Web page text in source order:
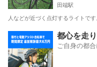
田端駅
人などが近づく点灯するライトで
田端駅 家電
都心を走
ご自身の都